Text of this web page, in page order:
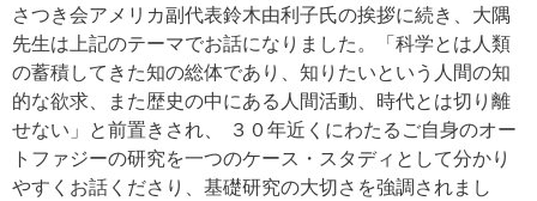
さつき会アメリカ副代表鈴木由利子氏の挨拶に続き、大隅
先生は上記のテーマでお話になりました。「科学とは人類
の蓄積してきた知の総体であり、知りたいという人間の知
的な欲求、また歴史の中にある人間活動、時代とは切り離
せない」と前置きされ、 ３０年近くにわたるご自身のオー
トファジーの研究を一つのケース・スタディとして分かり
やすくお話くださり、基礎研究の大切さを強調されまし